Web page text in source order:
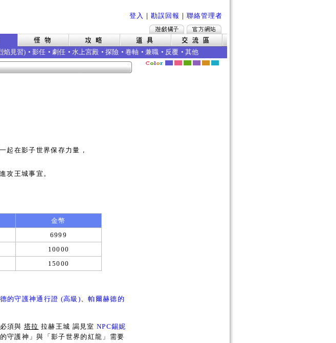
登入 ｜ 勘誤回報 ｜ 聯絡管理者
焰見習) • 影任 • 劇任 • 水上宮殿 • 探險 • 卷軸 • 兼職 • 反覆 • 其他
起在影子世界保存力量，
攻王城事宜。
金幣
6999
10000
15000
的守護神通行證 (高級)、帕爾赫德的
須與 塔拉 拉赫王城 謁見室NPC錫妮
守護神」與「影子世界的紅龍」需要